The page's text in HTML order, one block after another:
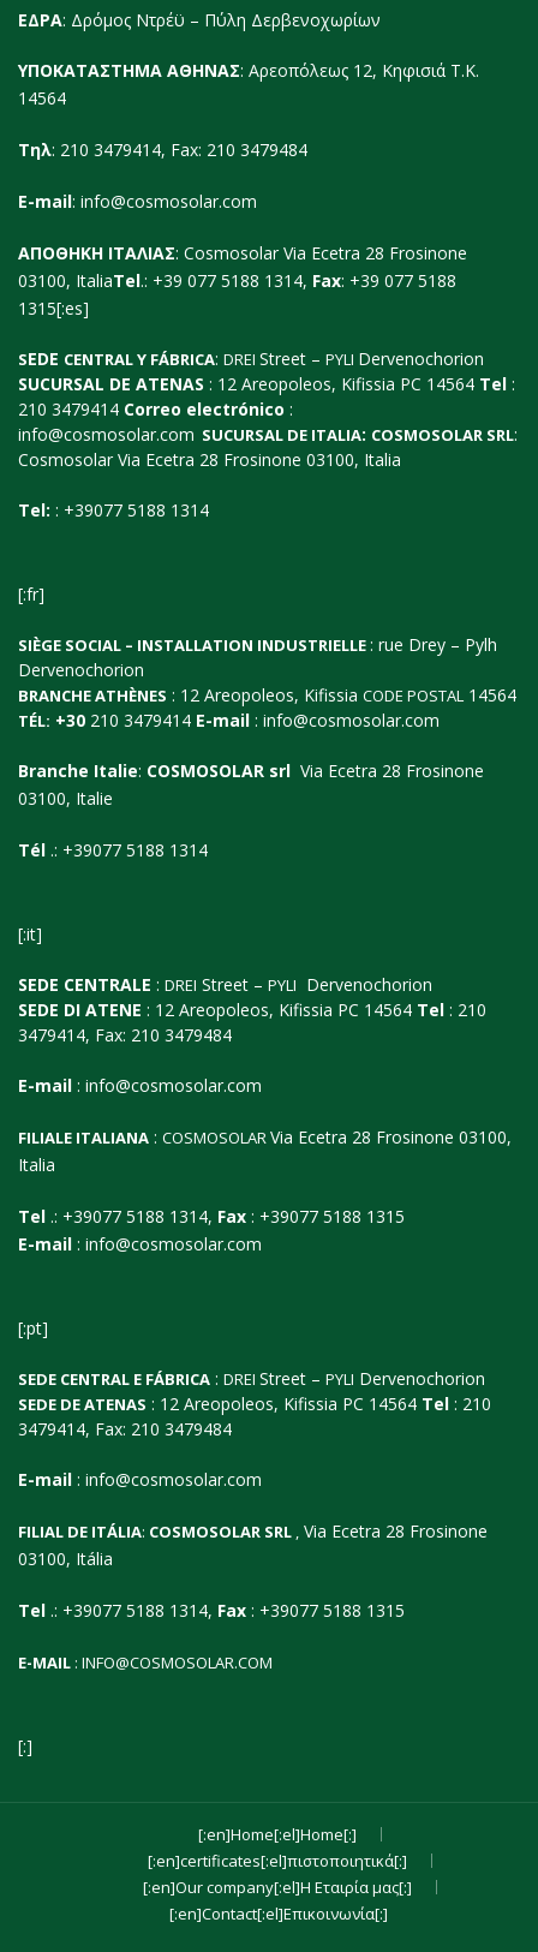
ΕΔΡΑ: Δρόμος Ντρέϋ – Πύλη Δερβενοχωρίων
ΥΠΟΚΑΤΑΣΤΗΜΑ ΑΘΗΝΑΣ: Αρεοπόλεως 12, Κηφισιά Τ.Κ.
14564
Τηλ: 210 3479414, Fax: 210 3479484
E-mail: info@cosmosolar.com
ΑΠΟΘΗΚΗ ΙΤΑΛΙΑΣ: Cosmosolar Via Ecetra 28 Frosinone
03100, ItaliaTel.: +39 077 5188 1314, Fax: +39 077 5188
1315[:es]
SEDE CENTRAL Y FÁBRICA: DREI Street – PYLI Dervenochorion
SUCURSAL DE ATENAS : 12 Areopoleos, Kifissia PC 14564 Tel :
210 3479414 Correo electrónico :
info@cosmosolar.com SUCURSAL DE ITALIA: COSMOSOLAR SRL:
Cosmosolar Via Ecetra 28 Frosinone 03100, Italia
Tel: : +39077 5188 1314
[:fr]
SIÈGE SOCIAL – INSTALLATION INDUSTRIELLE: rue Drey – Pylh
Dervenochorion
BRANCHE ATHÈNES : 12 Areopoleos, Kifissia CODE POSTAL 14564
TÉL: +30 210 3479414 E-mail : info@cosmosolar.com
Branche Italie: COSMOSOLAR srl Via Ecetra 28 Frosinone
03100, Italie
Tél .: +39077 5188 1314
[:it]
SEDE CENTRALE : DREI Street – PYLI Dervenochorion
SEDE DI ATENE : 12 Areopoleos, Kifissia PC 14564 Tel : 210
3479414, Fax: 210 3479484
E-mail : info@cosmosolar.com
FILIALE ITALIANA : COSMOSOLARVia Ecetra 28 Frosinone 03100,
Italia
Tel .: +39077 5188 1314, Fax : +39077 5188 1315
E-mail : info@cosmosolar.com
[:pt]
SEDE CENTRAL E FÁBRICA : DREI Street – PYLI Dervenochorion
SEDE DE ATENAS : 12 Areopoleos, Kifissia PC 14564 Tel : 210
3479414, Fax: 210 3479484
E-mail : info@cosmosolar.com
FILIAL DE ITÁLIA: COSMOSOLAR SRL , Via Ecetra 28 Frosinone
03100, Itália
Tel .: +39077 5188 1314, Fax : +39077 5188 1315
E-MAIL : INFO@COSMOSOLAR.COM
[:]
[:en]Home[:el]Home[:]
[:en]certificates[:el]πιστοποιητικά[:]
[:en]Our company[:el]Η Εταιρία μας[:]
[:en]Contact[:el]Επικοινωνία[:]